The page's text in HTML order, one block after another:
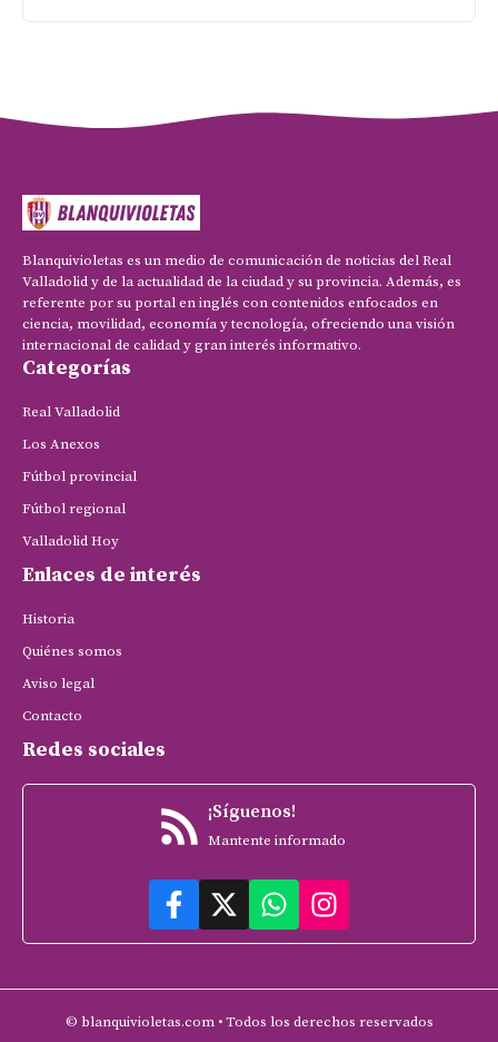
Blanquivioletas es un medio de comunicación de noticias del Real
Valladolid y de la actualidad de la ciudad y su provincia. Además, es
referente por su portal en inglés con contenidos enfocados en
ciencia, movilidad, economía y tecnología, ofreciendo una visión
internacional de calidad y gran interés informativo.
Categorías
Real Valladolid
Los Anexos
Fútbol provincial
Fútbol regional
Valladolid Hoy
Enlaces de interés
Historia
Quiénes somos
Aviso legal
Contacto
Redes sociales
¡Síguenos!
Mantente informado
© blanquivioletas.com • Todos los derechos reservados